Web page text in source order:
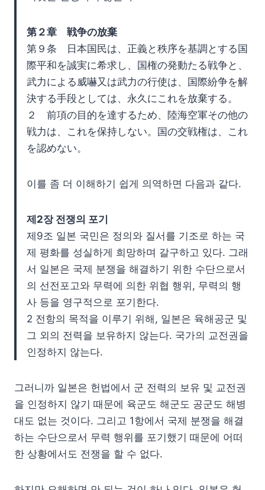
第２章 戦争の放棄
第９条 日本国民は、正義と秩序を基調とする国
際平和を誠実に希求し、国権の発動たる戦争と、
武力による威嚇又は武力の行使は、国際紛争を解
決する手段としては、永久にこれを放棄する。
２ 前項の目的を達するため、陸海空軍その他の
戦力は、これを保持しない。国の交戦権は、これ
を認めない。
이를 좀 더 이해하기 쉽게 의역하면 다음과 같다.
제2장 전쟁의 포기
제9조 일본 국민은 정의와 질서를 기조로 하는 국
제 평화를 성실하게 희망하며 갈구하고 있다. 그래
서 일본은 국제 분쟁을 해결하기 위한 수단으로서
의 선전포고와 무력에 의한 위협 행위, 무력의 행
사 등을 영구적으로 포기한다.
2 전항의 목적을 이루기 위해, 일본은 육해공군 및
그 외의 전력을 보유하지 않는다. 국가의 교전권을
인정하지 않는다.
그러니까 일본은 헌법에서 군 전력의 보유 및 교전권
을 인정하지 않기 때문에 육군도 해군도 공군도 해병
대도 없는 것이다. 그리고 1항에서 국제 분쟁을 해결
하는 수단으로서 무력 행위를 포기했기 때문에 어떠
한 상황에서도 전쟁을 할 수 없다.